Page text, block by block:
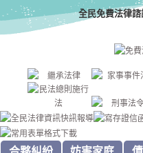
全民免費法律